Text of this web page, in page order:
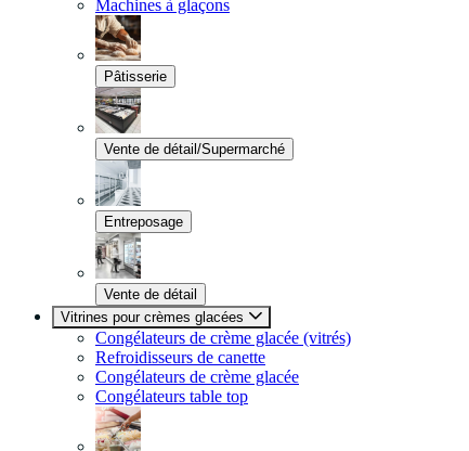
Machines à glaçons
Pâtisserie
Vente de détail/Supermarché
Entreposage
Vente de détail
Vitrines pour crèmes glacées
Congélateurs de crème glacée (vitrés)
Refroidisseurs de canette
Congélateurs de crème glacée
Congélateurs table top